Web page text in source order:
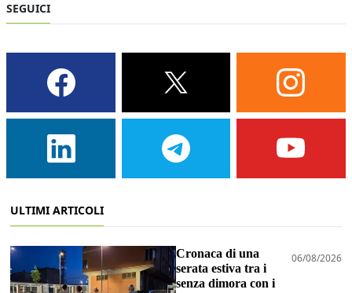
SEGUICI
ULTIMI ARTICOLI
Cronaca di una
serata estiva tra i
senza dimora con i
06/08/2026